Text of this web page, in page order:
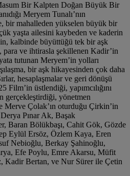
Bir Kalpten Doğan Büyük Bir
Meryem Tunalı’nın
bir mahalleden yükselen büyük bir
yaşta ailesini kaybeden ve kaderin
kalbinde büyüttüğü tek bir aşk
para ve ihtirasla şekillenen Kadir’in
tutunan Meryem’in yolları
bir aşk hikayesinden çok daha
hesaplaşmalar ve geri dönüşü
Film’in üstlendiği, yapımcılığını
gerçekleştirdiği, yönetmen
Çolak’ın oturduğu Çirkin’in
Pınar Ak, Başak
Baran Bölükbaşı, Cahit Gök, Gözde
Eylül Ersöz, Özlem Kaya, Eren
Nebioğlu, Berkay Şahinoğlu,
Efe Poylu, Emre Akarsu, Müfit
Kadir Bertan, ve Nur Sürer ile Çetin